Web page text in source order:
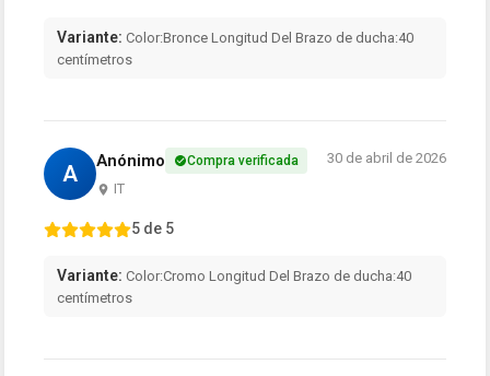
Variante: Color:Bronce Longitud Del Brazo de ducha:40
centímetros
A Anónimo Compra verificada
IT
30 de abril de 2026
5 de 5
Variante: Color:Cromo Longitud Del Brazo de ducha:40
centímetros